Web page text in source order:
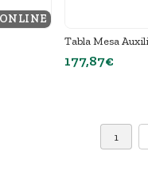
Tabla Mesa
177,87€
1